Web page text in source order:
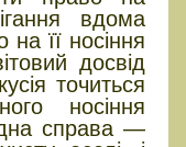
вдома
її носіння
досвід
точиться
носіння
справа —